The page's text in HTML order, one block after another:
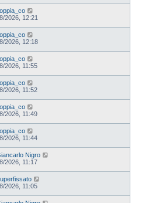
2026, 12:21
2026, 12:18
2026, 11:55
2026, 11:52
2026, 11:49
2026, 11:44
Nigro
2026, 11:17
2026, 11:05